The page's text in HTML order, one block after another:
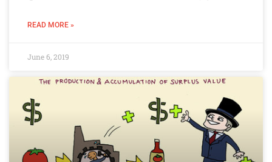
READ MORE »
June 6, 2019